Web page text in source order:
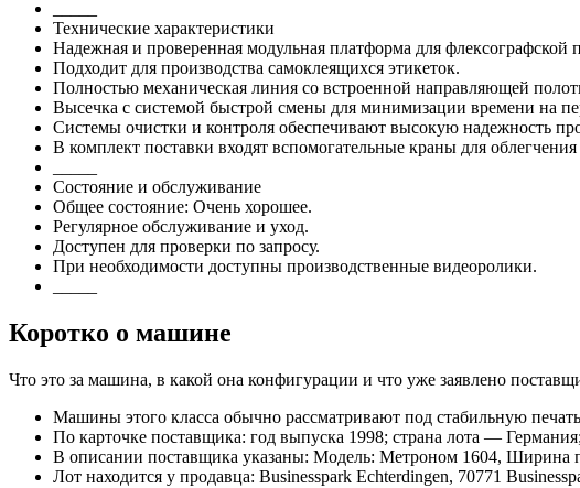
Технические характеристики
Надежная и проверенная модульная платформа для флексографской
Подходит для производства самоклеящихся этикеток.
Полностью механическая линия со встроенной направляющей
Высечка с системой быстрой смены для минимизации времени на
Системы очистки и контроля обеспечивают высокую надежность
В комплект поставки входят вспомогательные краны для
Состояние и обслуживание
Общее состояние: Очень хорошее.
Регулярное обслуживание и уход.
Доступен для проверки по запросу.
При необходимости доступны производственные видеоролики.
Коротко о машине
Что это за машина, в какой она конфигурации и что уже заявлено
Машины этого класса обычно рассматривают под стабильную
По карточке поставщика: год выпуска 1998; страна лота —
В описании поставщика указаны: Модель: Метроном 1604, Ширина
Лот находится у продавца: Businesspark Echterdingen, 70771